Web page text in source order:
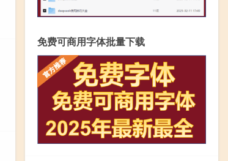
免费可商用字体批量下载